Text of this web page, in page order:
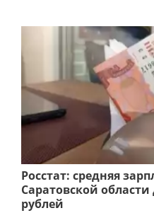
Росстат: средняя
Саратовской области
рублей